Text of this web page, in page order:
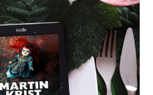
Child-
Menü